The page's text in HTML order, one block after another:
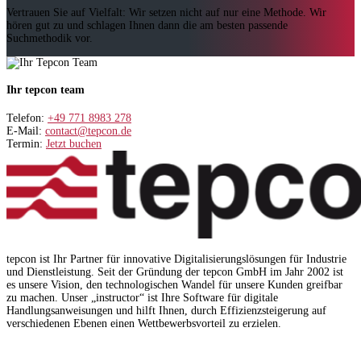
Vertrauen Sie auf Vielfalt: Wir setzen nicht auf nur eine Methode. Wir
hören gut zu und schlagen Ihnen dann die am besten passende
Suchmethodik vor.
Ihr tepcon team
Telefon: +49 771 8983 278
E-Mail: contact@tepcon.de
Termin: Jetzt buchen
tepcon ist Ihr Partner für innovative Digitalisierungslösungen für Industrie
und Dienstleistung. Seit der Gründung der tepcon GmbH im Jahr 2002 ist
es unsere Vision, den technologischen Wandel für unsere Kunden greifbar
zu machen. Unser „instructor“ ist Ihre Software für digitale
Handlungsanweisungen und hilft Ihnen, durch Effizienzsteigerung auf
verschiedenen Ebenen einen Wettbewerbsvorteil zu erzielen.